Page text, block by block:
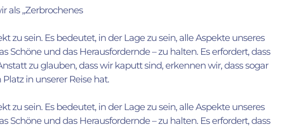
als „Zerbrochenes
zu sein. Es bedeutet, in der Lage zu sein, alle Aspekte unseres
Schöne und das Herausfordernde – zu halten. Es erfordert, dass
zu glauben, dass wir kaputt sind, erkennen wir, dass sogar
in unserer Reise hat.
zu sein. Es bedeutet, in der Lage zu sein, alle Aspekte unseres
Schöne und das Herausfordernde – zu halten. Es erfordert, dass